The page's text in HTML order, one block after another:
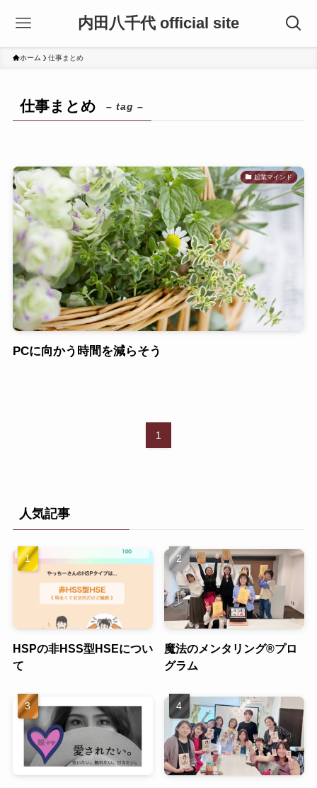
内田八千代 official site
ホーム 仕事まとめ
仕事まとめ – tag –
起業マインド
PCに向かう時間を減らそう
1
人気記事
HSPの非HSS型HSEについ
て
魔法のメンタリング®︎プロ
グラム